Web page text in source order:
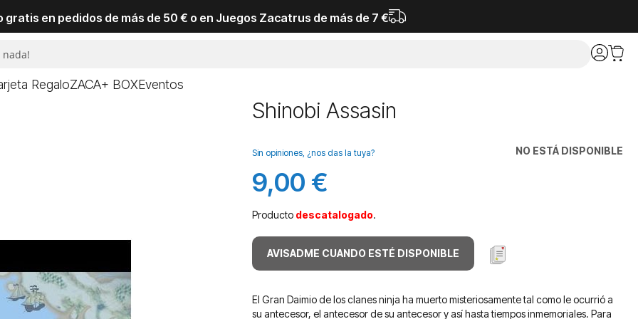
gratis en pedidos de más de 50 € o en Juegos Zacatrus de más de 7 €
RegaloZACA+ BOXEventos
Shinobi Assasin
NO ESTÁ DISPONIBLE
Sin opiniones, ¿nos das la tuya?
9,00 €
Producto descatalogado.
AVISADME CUANDO ESTÉ DISPONIBLE
El Gran Daimio de los clanes ninja ha muerto misteriosamente tal como le ocurrió a
su antecesor, el antecesor de su antecesor y así hasta tiempos inmemoriales. Para